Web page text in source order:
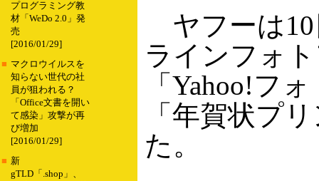
プログラミング教
材「WeDo 2.0」発
売
[2016/01/29]
■ マクロウイルスを
知らない世代の社
員が狙われる？
「Office文書を開い
て感染」攻撃が再
び増加
[2016/01/29]
■ 新
gTLD「.shop」、
ヤフーは10
ラインフォ
「Yahoo!フ
「年賀状プ
た。